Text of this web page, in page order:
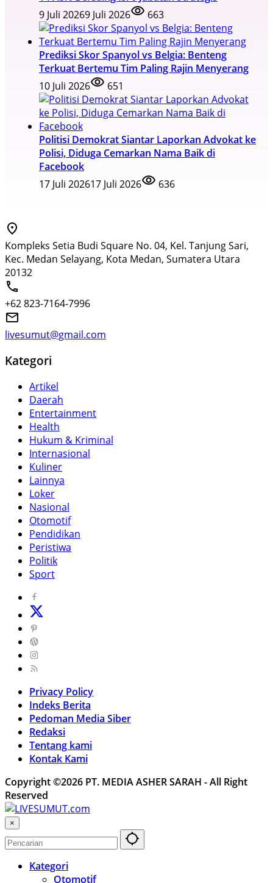
9 Juli 20269 Juli 2026 663
Prediksi Skor Spanyol vs Belgia: Benteng
Terkuat Bertemu Tim Paling Rajin Menyerang
10 Juli 2026
651
Politisi Demokrat Siantar Laporkan Advokat ke
Polisi, Diduga Cemarkan Nama Baik di
Facebook
17 Juli 202617 Juli 2026 636
Kompleks Setia Budi Square No. 04, Kel. Tanjung Sari,
Kec. Medan Selayang, Kota Medan, Sumatera Utara
20132
+62 823-7164-7996
livesumut@gmail.com
Kategori
Artikel
Daerah
Entertainment
Health
Hukum & Kriminal
Internasional
Kuliner
Lainnya
Loker
Nasional
Otomotif
Pendidikan
Peristiwa
Politik
Sport
Privacy Policy
Indeks Berita
Pedoman Media Siber
Redaksi
Tentang kami
Kontak Kami
Copyright ©2026 PT. MEDIA ASHER SARAH - All Right
Reserved
×
Kategori
Otomotif